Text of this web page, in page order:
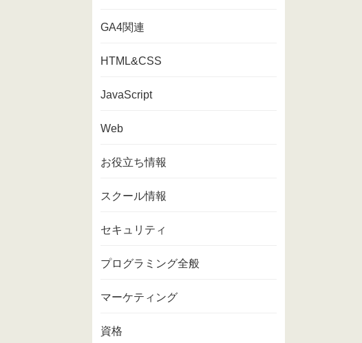
GA4関連
HTML&CSS
JavaScript
Web
お役立ち情報
スクール情報
セキュリティ
プログラミング全般
マーケティング
資格